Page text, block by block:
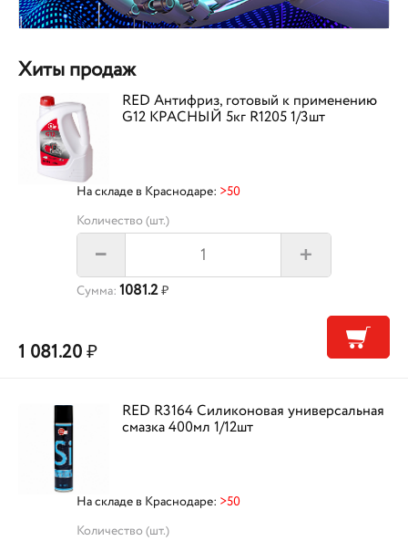
Хиты продаж
RED Антифриз, готовый к применению
G12 КРАСНЫЙ 5кг R1205 1/3шт
На складе в Краснодаре: >50
Количество (шт.)
– +
Сумма: 1081.2₽
1 081.20₽
RED R3164 Силиконовая универсальная
смазка 400мл 1/12шт
На складе в Краснодаре: >50
Количество (шт.)